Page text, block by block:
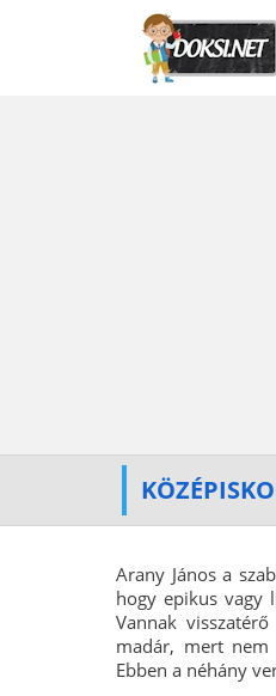
Arany János a
hogy epikus
Vannak
madár, mert nem
Ebben a néhány